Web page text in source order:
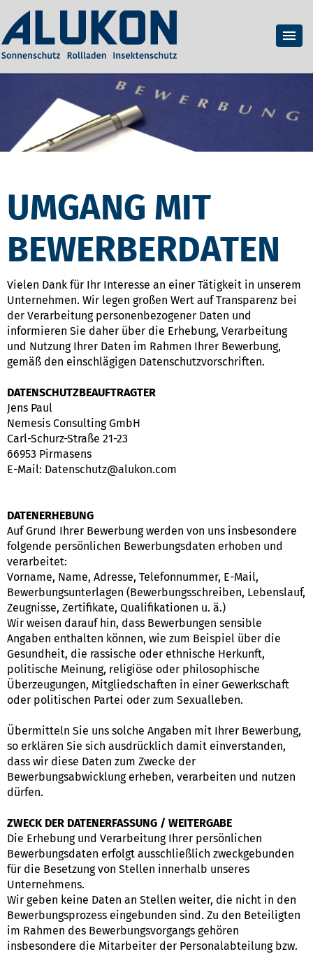
UMGANG MIT
BEWERBERDATEN
Vielen Dank für Ihr Interesse an einer Tätigkeit in unserem
Unternehmen. Wir legen großen Wert auf Transparenz bei
der Verarbeitung personenbezogener Daten und
informieren Sie daher über die Erhebung, Verarbeitung
und Nutzung Ihrer Daten im Rahmen Ihrer Bewerbung,
gemäß den einschlägigen Datenschutzvorschriften.
DATENSCHUTZBEAUFTRAGTER
Jens Paul
Nemesis Consulting GmbH
Carl-Schurz-Straße 21-23
66953 Pirmasens
E-Mail: Datenschutz@alukon.com
DATENERHEBUNG
Auf Grund Ihrer Bewerbung werden von uns insbesondere
folgende persönlichen Bewerbungsdaten erhoben und
verarbeitet:
Vorname, Name, Adresse, Telefonnummer, E-Mail,
Bewerbungsunterlagen (Bewerbungsschreiben, Lebenslauf,
Zeugnisse, Zertifikate, Qualifikationen u. ä.)
Wir weisen darauf hin, dass Bewerbungen sensible
Angaben enthalten können, wie zum Beispiel über die
Gesundheit, die rassische oder ethnische Herkunft,
politische Meinung, religiöse oder philosophische
Überzeugungen, Mitgliedschaften in einer Gewerkschaft
oder politischen Partei oder zum Sexualleben.
Übermitteln Sie uns solche Angaben mit Ihrer Bewerbung,
so erklären Sie sich ausdrücklich damit einverstanden,
dass wir diese Daten zum Zwecke der
Bewerbungsabwicklung erheben, verarbeiten und nutzen
dürfen.
ZWECK DER DATENERFASSUNG / WEITERGABE
Die Erhebung und Verarbeitung Ihrer persönlichen
Bewerbungsdaten erfolgt ausschließlich zweckgebunden
für die Besetzung von Stellen innerhalb unseres
Unternehmens.
Wir geben keine Daten an Stellen weiter, die nicht in den
Bewerbungsprozess eingebunden sind. Zu den Beteiligten
im Rahmen des Bewerbungsvorgangs gehören
insbesondere die Mitarbeiter der Personalabteilung bzw.